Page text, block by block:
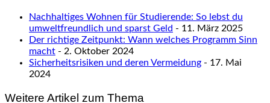
Nachhaltiges Wohnen für Studierende: So lebst du
umweltfreundlich und sparst Geld - 11. März 2025
Der richtige Zeitpunkt: Wann welches Programm Sinn
macht - 2. Oktober 2024
Sicherheitsrisiken und deren Vermeidung - 17. Mai
2024
Weitere Artikel zum Thema